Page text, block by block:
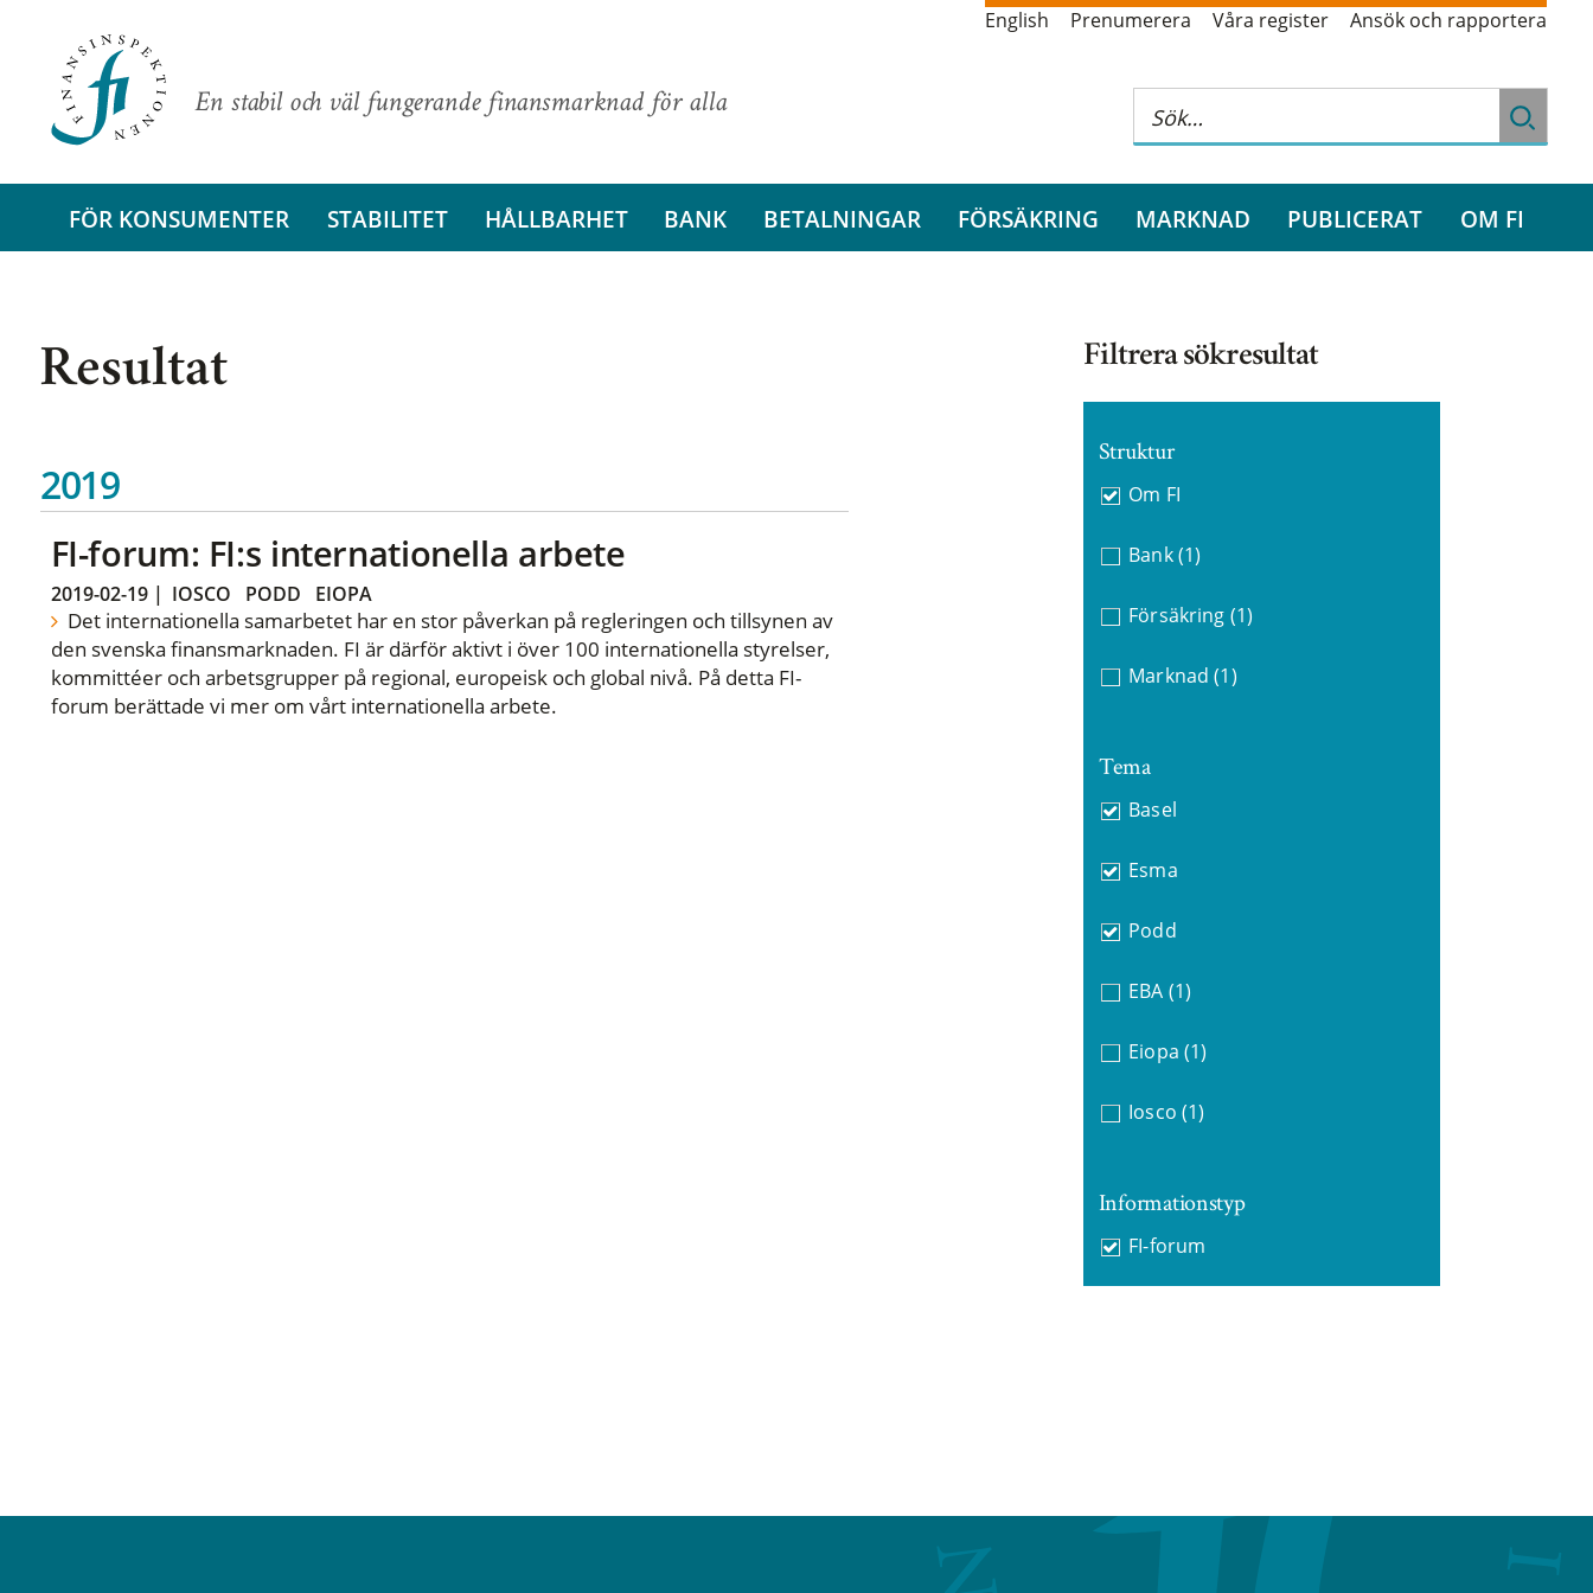
En stabil och väl fungerande finansmarknad för alla
English Prenumerera Våra register Ansök och rapportera
FÖR KONSUMENTER STABILITET HÅLLBARHET BANK BETALNINGAR FÖRSÄKRING MARKNAD PUBLICERAT OM FI
Resultat
2019
FI-forum: FI:s internationella arbete
2019-02-19| IOSCO PODD EIOPA
Det internationella samarbetet har en stor påverkan på regleringen och tillsynen av
den svenska finansmarknaden. FI är därför aktivt i över 100 internationella styrelser,
kommittéer och arbetsgrupper på regional, europeisk och global nivå. På detta FI-
forum berättade vi mer om vårt internationella arbete.
Filtrera sökresultat
Struktur
Om FI
Bank (1)
Försäkring (1)
Marknad (1)
Tema
Basel
Esma
Podd
EBA (1)
Eiopa (1)
Iosco (1)
Informationstyp
FI-forum